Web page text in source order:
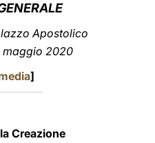
LATINE
Apostolico
maggio 2020
]
Creazione